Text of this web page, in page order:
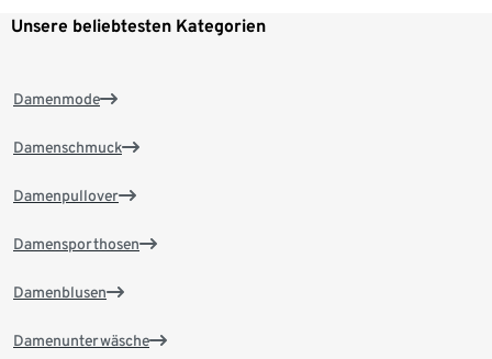
Unsere beliebtesten Kategorien
Damenmode
Damenschmuck
Damenpullover
Damensporthosen
Damenblusen
Damenunterwäsche